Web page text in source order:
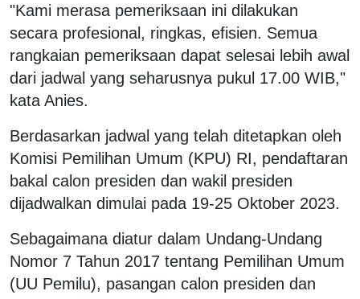
"Kami merasa pemeriksaan ini dilakukan
secara profesional, ringkas, efisien. Semua
rangkaian pemeriksaan dapat selesai lebih awal
dari jadwal yang seharusnya pukul 17.00 WIB,"
kata Anies.
Berdasarkan jadwal yang telah ditetapkan oleh
Komisi Pemilihan Umum (KPU) RI, pendaftaran
bakal calon presiden dan wakil presiden
dijadwalkan dimulai pada 19-25 Oktober 2023.
Sebagaimana diatur dalam Undang-Undang
Nomor 7 Tahun 2017 tentang Pemilihan Umum
(UU Pemilu), pasangan calon presiden dan